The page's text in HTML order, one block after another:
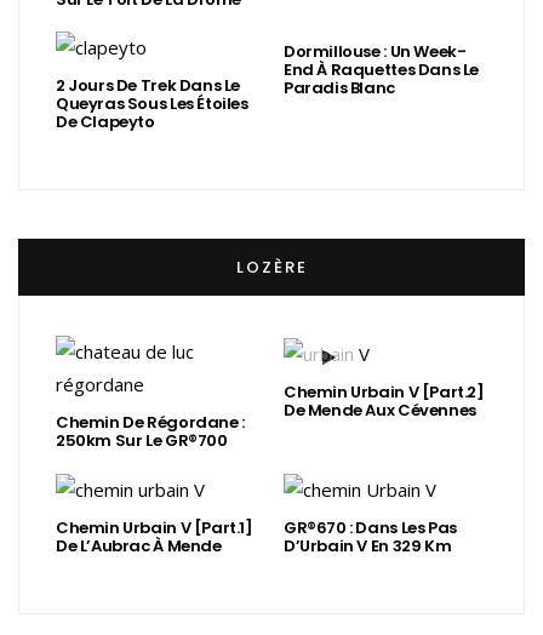
2 Jours De Trek Dans Le
Queyras Sous Les Étoiles
De Clapeyto
Dormillouse : Un Week-
End À Raquettes Dans Le
Paradis Blanc
LOZÈRE
Chemin De Régordane :
250km Sur Le GR®700
Chemin Urbain V [Part.2]
De Mende Aux Cévennes
Chemin Urbain V [Part.1]
De L’Aubrac À Mende
GR®670 : Dans Les Pas
D’Urbain V En 329 Km